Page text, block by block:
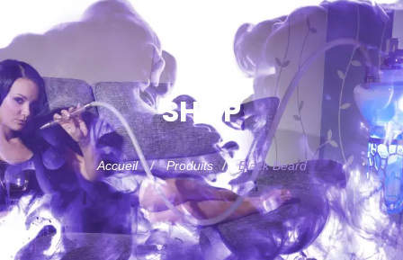
SHOP
Accueil Produits Black Beard